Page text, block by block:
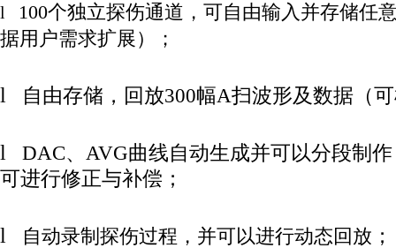
l 100个独立探伤通道，可自由输入并存储任
据用户需求扩展）；
l 自由存储，回放300幅A扫波形及数据（
l DAC、AVG曲线自动生成并可以分段制
可进行修正与补偿；
l 自动录制探伤过程，并可以进行动态回放 ；